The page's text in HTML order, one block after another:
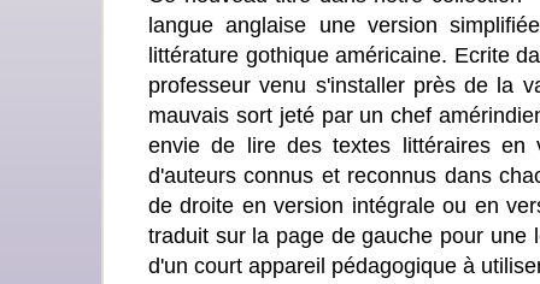
langue anglaise une version
littérature gothique américaine. Ecrite
professeur venu s'installer près de la
mauvais sort jeté par un chef
envie de lire des textes littéraires en
d'auteurs connus et reconnus dans
de droite en version intégrale ou en
traduit sur la page de gauche pour une
d'un court appareil pédagogique à